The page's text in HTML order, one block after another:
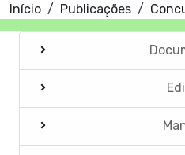
Início Publicações